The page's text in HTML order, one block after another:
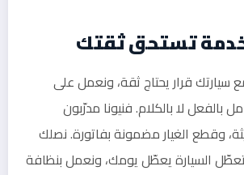
تستحق ثقتك
سيارتك قرار يحتاج ثقة، ونعمل على
لا بالكلام. فنيونا مدرّبون
وقطع الغيار مضمونة بفاتورة. نصلك
السيارة يعطّل يومك، ونعمل بنظافة